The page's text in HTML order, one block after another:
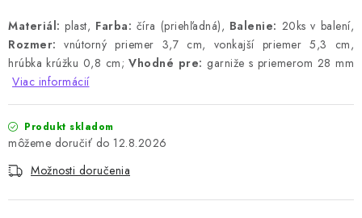
Materiál: plast, Farba: číra (priehľadná), Balenie: 20ks v balení,
Rozmer: vnútorný priemer 3,7 cm, vonkajší priemer 5,3 cm,
hrúbka krúžku 0,8 cm; Vhodné pre: garniže s priemerom 28 mm
Viac informácií
Produkt skladom
12.8.2026
Možnosti doručenia